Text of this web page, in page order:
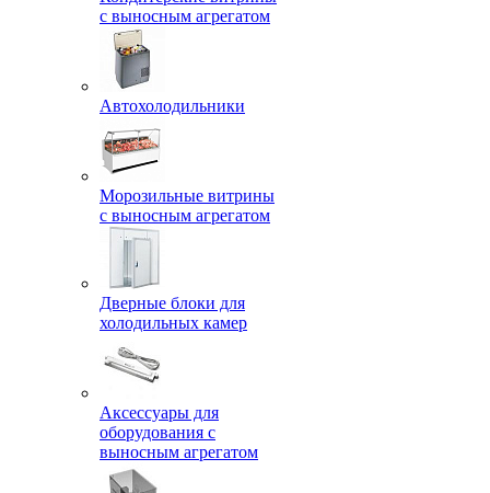
с выносным агрегатом
Автохолодильники
Морозильные витрины
с выносным агрегатом
Дверные блоки для
холодильных камер
Аксессуары для
оборудования с
выносным агрегатом